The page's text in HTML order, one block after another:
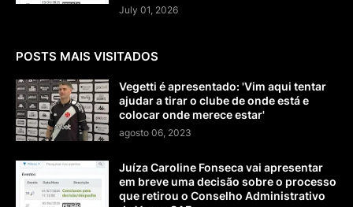
July 01, 2026
POSTS MAIS VISITADOS
Vegetti é apresentado: 'Vim aqui tentar
ajudar a tirar o clube de onde está e
colocar onde merece estar'
agosto 06, 2023
Juíza Caroline Fonseca vai apresentar
em breve uma decisão sobre o processo
que retirou o Conselho Administrativo